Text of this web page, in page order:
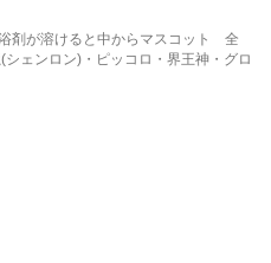
剤が溶けると中からマスコット 全
ェンロン)・ピッコロ・界王神・グロ